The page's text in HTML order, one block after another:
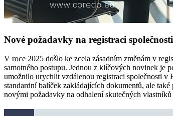
Nové požadavky na registraci
V roce 2025 došlo ke zcela zásadním změnám v
samotného postupu. Jednou z klíčových novinek je
umožnilo urychlit vzdálenou registraci společnosti
standardní balíček zakládajících dokumentů, ale
novými požadavky na odhalení skutečných vlastníků